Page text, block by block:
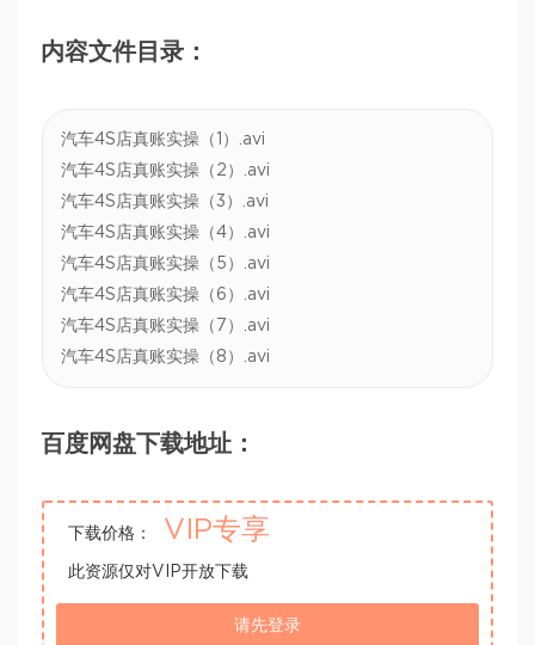
内容文件目录：
汽车4S店真账实操（1）.avi
汽车4S店真账实操（2）.avi
汽车4S店真账实操（3）.avi
汽车4S店真账实操（4）.avi
汽车4S店真账实操（5）.avi
汽车4S店真账实操（6）.avi
汽车4S店真账实操（7）.avi
汽车4S店真账实操（8）.avi
百度网盘下载地址：
下载价格： VIP专享
此资源仅对VIP开放下载
请先登录